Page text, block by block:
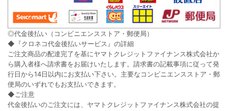
◎代金後払い（コンビニエンスストア・郵便局）
◆『クロネコ代金後払いサービス』の詳細
ご注文商品の配達完了を基にヤマトクレジットファイナンス株式会社か
ら購入者様へ請求書をお届けいたします。請求書の記載事項に従って発
行日から14日以内にお支払い下さい。主要なコンビニエンスストア・郵
便局のいずれでもお支払いできます。
◆ご注意
代金後払いのご注文には、ヤマトクレジットファイナンス株式会社の提